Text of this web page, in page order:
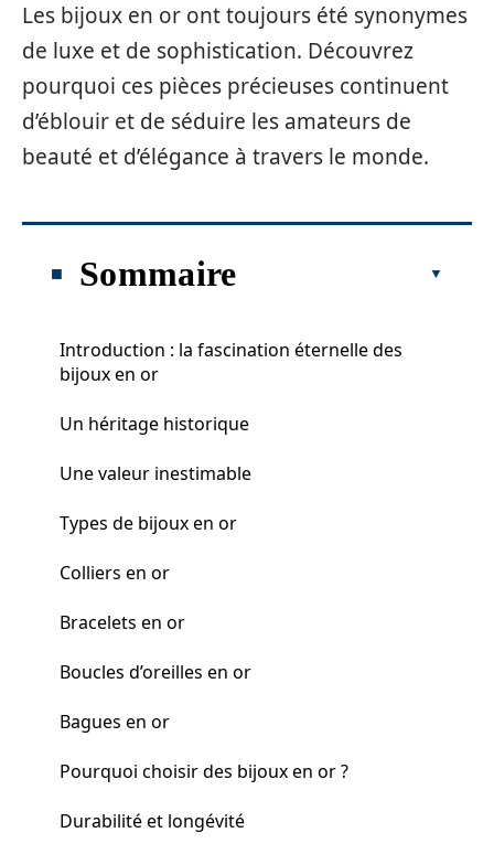
Les bijoux en or ont toujours été synonymes
de luxe et de sophistication. Découvrez
pourquoi ces pièces précieuses continuent
d’éblouir et de séduire les amateurs de
beauté et d’élégance à travers le monde.
Sommaire
Introduction : la fascination éternelle des
bijoux en or
Un héritage historique
Une valeur inestimable
Types de bijoux en or
Colliers en or
Bracelets en or
Boucles d’oreilles en or
Bagues en or
Pourquoi choisir des bijoux en or ?
Durabilité et longévité